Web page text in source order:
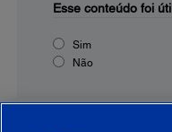
Esse conteúdo foi
Sim
Não